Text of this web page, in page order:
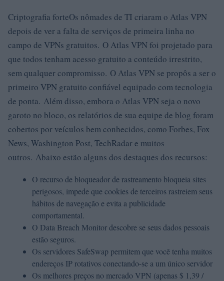
Criptografia forteOs nômades de TI criaram o Atlas VPN
depois de ver a falta de serviços de primeira linha no
campo de VPNs gratuitos. O Atlas VPN foi projetado para
que todos tenham acesso gratuito a conteúdo irrestrito,
sem qualquer compromisso. O Atlas VPN se propôs a ser o
primeiro VPN gratuito confiável equipado com tecnologia
de ponta. Além disso, embora o Atlas VPN seja o novo
garoto no bloco, os relatórios de sua equipe de blog foram
cobertos por veículos bem conhecidos, como Forbes, Fox
News, Washington Post, TechRadar e muitos
outros. Abaixo estão alguns dos destaques dos recursos:
O recurso de bloqueador de rastreamento bloqueia sites
perigosos, impede que cookies de terceiros rastreiem seus
hábitos de navegação e evita a publicidade
comportamental.
O Data Breach Monitor descobre se seus dados pessoais
estão seguros.
Os servidores SafeSwap permitem que você tenha muitos
endereços IP rotativos conectando-se a um único servidor
Os melhores preços no mercado VPN (apenas $ 1,39 /